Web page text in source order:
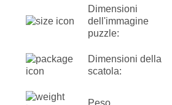
Dimensioni
dell'immagine
puzzle:
Dimensioni della
scatola:
Peso